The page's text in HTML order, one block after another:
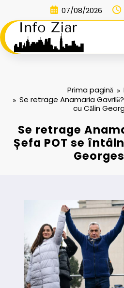
conținut
07/08/2026
Prima pagină
Se retrage Anamaria
cu Călin
Se retrage
Șefa POT se